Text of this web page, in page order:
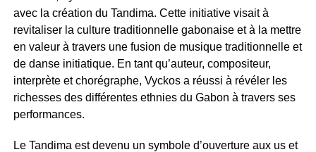
avec la création du Tandima. Cette initiative visait à
revitaliser la culture traditionnelle gabonaise et à la mettre
en valeur à travers une fusion de musique traditionnelle et
de danse initiatique. En tant qu’auteur, compositeur,
interprète et chorégraphe, Vyckos a réussi à révéler les
richesses des différentes ethnies du Gabon à travers ses
performances.
Le Tandima est devenu un symbole d’ouverture aux us et